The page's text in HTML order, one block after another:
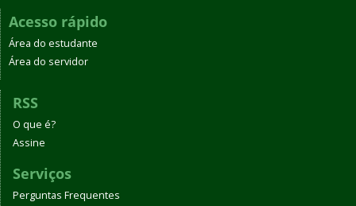
Acesso rápido
Área do estudante
Área do servidor
RSS
O que é?
Assine
Serviços
Perguntas Frequentes